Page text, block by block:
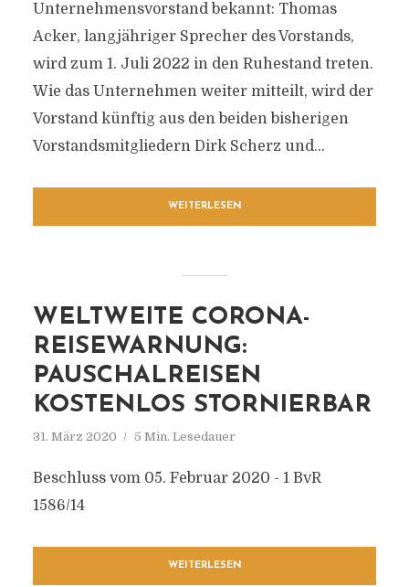
Unternehmensvorstand bekannt: Thomas
Acker, langjähriger Sprecher des Vorstands,
wird zum 1. Juli 2022 in den Ruhestand treten.
Wie das Unternehmen weiter mitteilt, wird der
Vorstand künftig aus den beiden bisherigen
Vorstandsmitgliedern Dirk Scherz und...
WEITERLESEN
WELTWEITE CORONA-
REISEWARNUNG:
PAUSCHALREISEN
KOSTENLOS STORNIERBAR
31. März 2020 5 Min. Lesedauer
Beschluss vom 05. Februar 2020 - 1 BvR
1586/14
WEITERLESEN